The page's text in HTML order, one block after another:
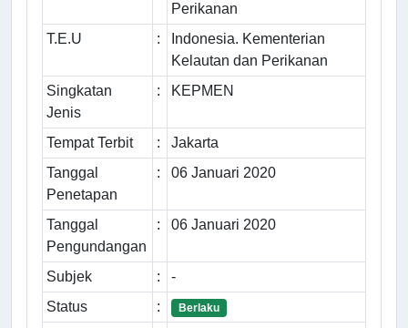
Perikanan
T.E.U
:
Indonesia. Kementerian
Kelautan dan Perikanan
Singkatan
Jenis
: KEPMEN
Tempat Terbit :
Jakarta
Tanggal
Penetapan
: 06 Januari 2020
Tanggal
Pengundangan
: 06 Januari 2020
Subjek :
-
Status
: Berlaku